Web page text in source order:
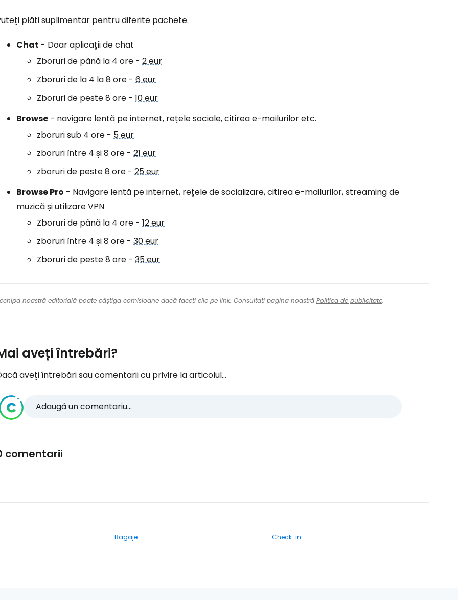
plăti suplimentar pentru diferite pachete.
Chat - Doar aplicații de chat
Zboruri de până la 4 ore - 2 eur
Zboruri de la 4 la 8 ore - 6 eur
Zboruri de peste 8 ore - 10 eur
Browse - navigare lentă pe internet, rețele sociale, citirea e-mailurilor etc.
zboruri sub 4 ore - 5 eur
zboruri între 4 și 8 ore - 21 eur
zboruri de peste 8 ore - 25 eur
Browse Pro - Navigare lentă pe internet, rețele de socializare, citirea e-mailurilor, streaming de
muzică și utilizare VPN
Zboruri de până la 4 ore - 12 eur
zboruri între 4 și 8 ore - 30 eur
Zboruri de peste 8 ore - 35 eur
noastră editorială poate câștiga comisioane dacă faceți clic pe link. Consultați pagina noastră Politica de publicitate.
aveți întrebări?
aveți întrebări sau comentarii cu privire la articolul...
Adaugă un comentariu...
comentarii
Bagaje
Check-in